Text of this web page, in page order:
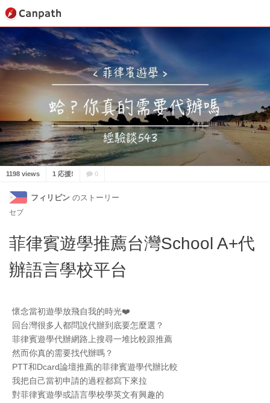
1198 views 1 応援! 0
フィリピン のストーリー
セブ
菲律賓遊學推薦台灣School A+代
辦語言學校平台
懷念當初遊學放飛自我的時光❤️
回台灣很多人都問說代辦到底要怎麼選？
菲律賓遊學代辦網路上搜尋一堆比較跟推薦
然而你真的需要找代辦嗎？
PTT和Dcard論壇推薦的菲律賓遊學代辦比較
我把自己當初申請的過程都寫下來拉
對菲律賓遊學或語言學校學英文有興趣的